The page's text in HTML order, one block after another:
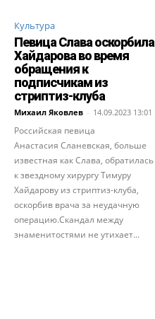
Культура
Певица Слава оскорбила
Хайдарова во время
обращения к
подписчикам из
стриптиз-клуба
Михаил Яковлев - 14.09.2023 13:01
Российская певица
Анастасия Сланевская, больше
известная как Слава, обратилась
к звездному хирургу Тимуру
Хайдарову из стриптиз-клуба,
оскорбив врача за неудачную
операцию.Скандал между
знаменитостями не утихает...